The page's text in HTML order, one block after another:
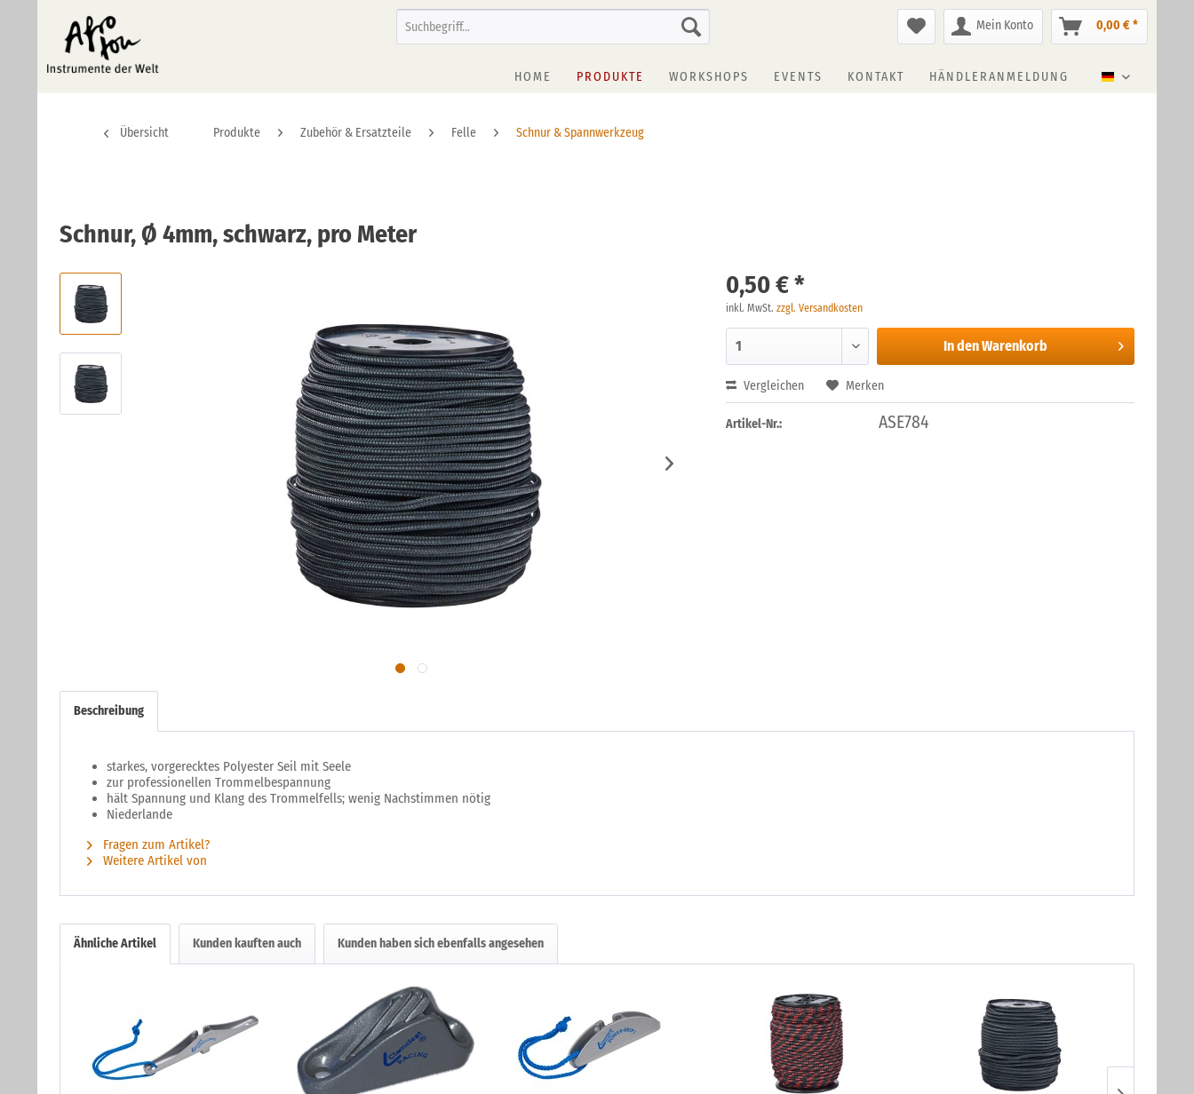
Mein Konto 0,00 € *
Deutsch
HOME PRODUKTE WORKSHOPS EVENTS KONTAKT HÄNDLERANMELDUNG
Übersicht Produkte Zubehör & Ersatzteile Felle Schnur & Spannwerkzeug
Schnur, Ø 4mm, schwarz, pro Meter
0,50 € *
inkl. MwSt.zzgl. Versandkosten
In denWarenkorb
Vergleichen Merken
Artikel-Nr.: ASE784
Beschreibung
starkes, vorgerecktes Polyester Seil mit Seele
zur professionellen Trommelbespannung
hält Spannung und Klang des Trommelfells; wenig Nachstimmen nötig
Niederlande
Fragen zum Artikel?
Weitere Artikel von
Ähnliche Artikel Kunden kauften auch Kunden haben sich ebenfalls angesehen